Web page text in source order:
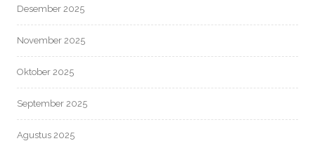
Desember 2025
November 2025
Oktober 2025
September 2025
Agustus 2025